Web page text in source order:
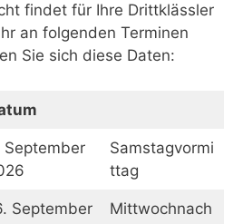
findet für Ihre Drittklässler
an folgenden Terminen
Sie sich diese Daten:
September
Samstagvormi
ttag
September
Mittwochnach